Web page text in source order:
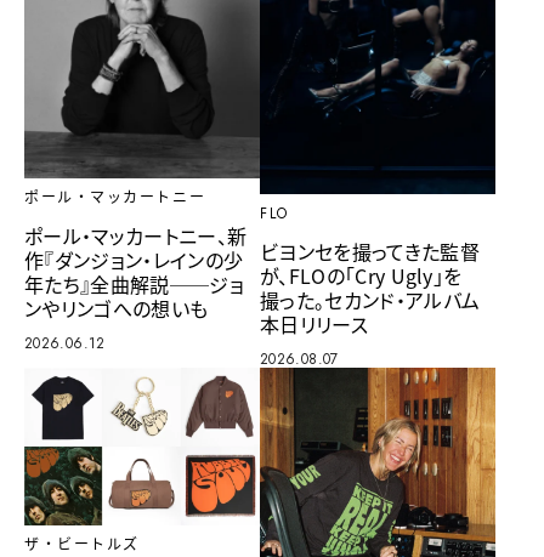
ポール・マッカートニー
ポール・マッカートニー、新
作『ダンジョン・レインの少
年たち』全曲解説──ジョ
ンやリンゴへの想いも
2026.06.12
FLO
ビヨンセを撮ってきた監督
が、FLOの「Cry Ugly」を
撮った。セカンド・アルバム
本日リリース
2026.08.07
ザ・ビートルズ